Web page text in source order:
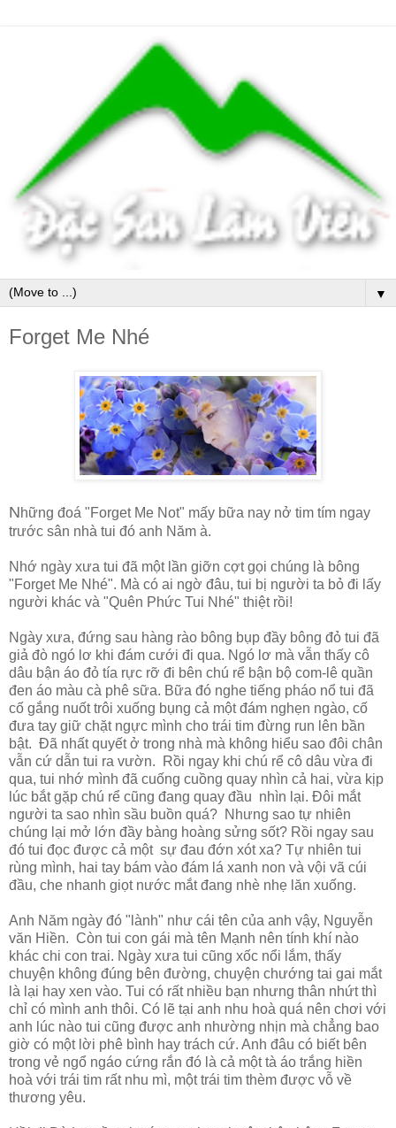
▼
Forget Me Nhé
Những đoá "Forget Me Not" mấy bữa nay nở tim tím ngay
trước sân nhà tui đó anh Năm à.
Nhớ ngày xưa tui đã một lần giỡn cợt gọi chúng là bông
"Forget Me Nhé". Mà có ai ngờ đâu, tui bị người ta bỏ đi lấy
người khác và "Quên Phức Tui Nhé" thiệt rồi!
Ngày xưa, đứng sau hàng rào bông bụp đầy bông đỏ tui đã
giả đò ngó lơ khi đám cưới đi qua. Ngó lơ mà vẫn thấy cô
dâu bận áo đỏ tía rực rỡ đi bên chú rể bận bộ com-lê quần
đen áo màu cà phê sữa. Bữa đó nghe tiếng pháo nổ tui đã
cố gắng nuốt trôi xuống bụng cả một đám nghẹn ngào, cố
đưa tay giữ chặt ngực mình cho trái tim đừng run lên bần
bật. Đã nhất quyết ở trong nhà mà không hiểu sao đôi chân
vẫn cứ dẫn tui ra vườn. Rồi ngay khi chú rể cô dâu vừa đi
qua, tui nhớ mình đã cuống cuồng quay nhìn cả hai, vừa kịp
lúc bắt gặp chú rể cũng đang quay đầu nhìn lại. Đôi mắt
người ta sao nhìn sầu buồn quá? Nhưng sao tự nhiên
chúng lại mở lớn đầy bàng hoàng sửng sốt? Rồi ngay sau
đó tui đọc được cả một sự đau đớn xót xa? Tự nhiên tui
rùng mình, hai tay bám vào đám lá xanh non và vội vã cúi
đầu, che nhanh giọt nước mắt đang nhè nhẹ lăn xuống.
Anh Năm ngày đó "lành" như cái tên của anh vậy, Nguyễn
văn Hiền. Còn tui con gái mà tên Mạnh nên tính khí nào
khác chi con trai. Ngày xưa tui cũng xốc nổi lắm, thấy
chuyện không đúng bên đường, chuyện chướng tai gai mắt
là lại hay xen vào. Tui có rất nhiều bạn nhưng thân nhứt thì
chỉ có mình anh thôi. Có lẽ tại anh nhu hoà quá nên chơi với
anh lúc nào tui cũng được anh nhường nhịn mà chẳng bao
giờ có một lời phê bình hay trách cứ. Anh đâu có biết bên
trong vẻ ngổ ngáo cứng rắn đó là cả một tà áo trắng hiền
hoà với trái tim rất nhu mì, một trái tim thèm được vỗ về
thương yêu.